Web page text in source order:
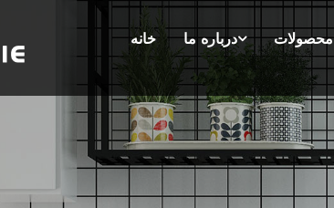
خانه درباره ما محصولات